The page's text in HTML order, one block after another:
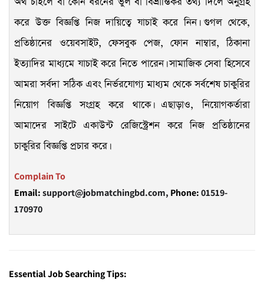
করে উক্ত বিজ্ঞপ্তি নিজ দায়িত্বে যাচাই করে নিন। গুগল থেকে,
প্রতিষ্ঠানের ওয়েবসাইট, ফেসবুক পেজ, ফোন নাম্বার, ঠিকানা
ইত্যাদির মাধ্যমে যাচাই করে নিতে পারেন। সামাজিক সেবা হিসেবে
আমরা সর্বদা সঠিক এবং নির্ভরযোগ্য মাধ্যম থেকে সর্বশেষ চাকুরির
নিয়োগ বিজ্ঞপ্তি সংগ্রহ করে থাকে। এছাড়াও, নিয়োগকর্তারা
আমাদের সাইটে একাউন্ট রেজিস্ট্রেশন করে নিজ প্রতিষ্ঠানের
চাকুরির বিজ্ঞপ্তি প্রচার করে।
Complain To
Email:support@jobmatchingbd.com, Phone:01519-
170970
Essential Job Searching Tips: